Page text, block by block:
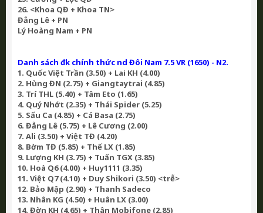
26. <Khoa QĐ + Khoa TN>
Đẳng Lê + PN
Lý Hoàng Nam + PN
Danh sách đk chính thức nd Đôi Nam 7.5 VR (1650) - N2.
1. Quốc Việt Trần (3.50) + Lai KH (4.00)
2. Hùng ĐN (2.75) + Giangtaytrai (4.85)
3. Trí THL (5.40) + Tâm Eto (1.65)
4. Quý Nhớt (2.35) + Thái Spider (5.25)
5. Sấu Ca (4.85) + Cá Basa (2.75)
6. Đẳng Lê (5.75) + Lê Cương (2.00)
7. Ali (3.50) + Việt TĐ (4.20)
8. Bờm TĐ (5.85) + Thế LX (1.85)
9. Lượng KH (3.75) + Tuấn TGX (3.85)
10. Hoà Q6 (4.00) + Huy1111 (3.35)
11. Việt Q7 (4.10) + Duy Shikori (3.50) <trễ>
12. Bảo Mập (2.90) + Thanh Sadeco
13. Nhân KG (4.50) + Huân LX (3.00)
14. Đờn KH (4.65) + Thân Mobifone (2.85)